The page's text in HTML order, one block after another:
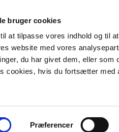
bruger cookies
at tilpasse vores indhold og til
website med vores
du har givet dem, eller
cookies, hvis du fortsætter med
Præferencer